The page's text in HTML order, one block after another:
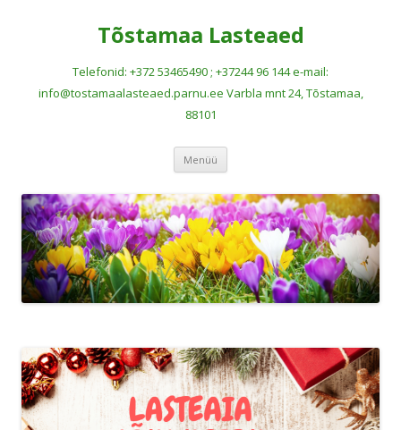
Tõstamaa Lasteaed
Telefonid: +372 53465490 ; +37244 96 144 e-mail:
info@tostamaalasteaed.parnu.ee Varbla mnt 24, Tõstamaa,
88101
Menüü